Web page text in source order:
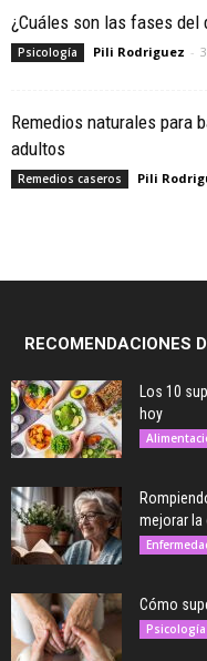
¿Cuáles son las fases del
Psicología Pili Rodriguez -
Remedios naturales para
adultos
Remedios caseros Pili
RECOMENDACIONES
Los 10
hoy
mejorar la
Cómo
Psicología